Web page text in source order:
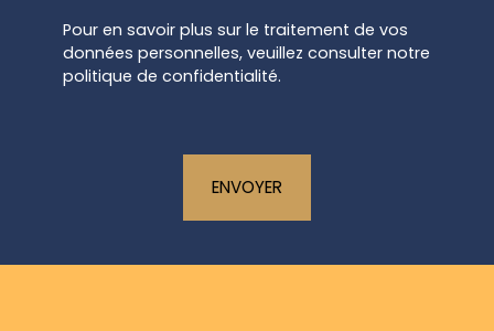
Pour en savoir plus sur le traitement de vos
données personnelles, veuillez consulter notre
politique de confidentialité.
ENVOYER